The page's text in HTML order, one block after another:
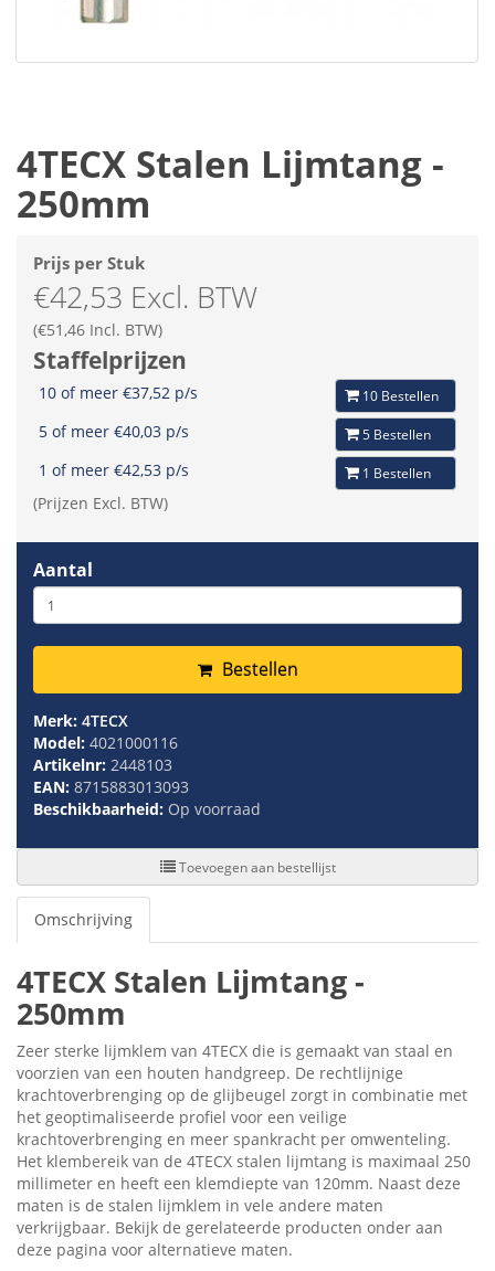
4TECX Stalen Lijmtang -
250mm
Prijs per Stuk
€42,53 Excl. BTW
(€51,46 Incl. BTW)
Staffelprijzen
10 of meer €37,52 p/s 10 Bestellen
5 of meer €40,03 p/s 5 Bestellen
1 of meer €42,53 p/s 1 Bestellen
(Prijzen Excl. BTW)
Aantal
Bestellen
Merk: 4TECX
Model: 4021000116
Artikelnr: 2448103
EAN: 8715883013093
Beschikbaarheid: Op voorraad
Toevoegen aan bestellijst
Omschrijving
4TECX Stalen Lijmtang -
250mm
Zeer sterke lijmklem van 4TECX die is gemaakt van staal en
voorzien van een houten handgreep. De rechtlijnige
krachtoverbrenging op de glijbeugel zorgt in combinatie met
het geoptimaliseerde profiel voor een veilige
krachtoverbrenging en meer spankracht per omwenteling.
Het klembereik van de 4TECX stalen lijmtang is maximaal 250
millimeter en heeft een klemdiepte van 120mm. Naast deze
maten is de stalen lijmklem in vele andere maten
verkrijgbaar. Bekijk de gerelateerde producten onder aan
deze pagina voor alternatieve maten.